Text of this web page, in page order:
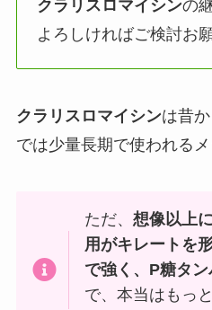
クラリスロマイシンの
よろしければご検討お
クラリスロマイシンは昔
では少量長期で使われるメ
ただ、想像以上
用がキレートを
で強く、P糖タ
で、本当はもっ